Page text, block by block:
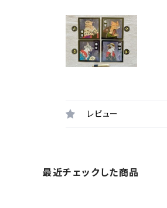
レビュー
最近チェックした商品